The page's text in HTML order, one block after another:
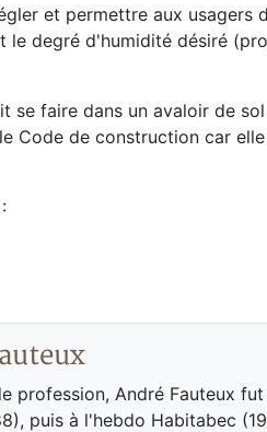
et permettre aux usagers
degré d'humidité désiré
faire dans un avaloir de
Code de construction car
profession, André Fauteux
puis à l'hebdo Habitabec